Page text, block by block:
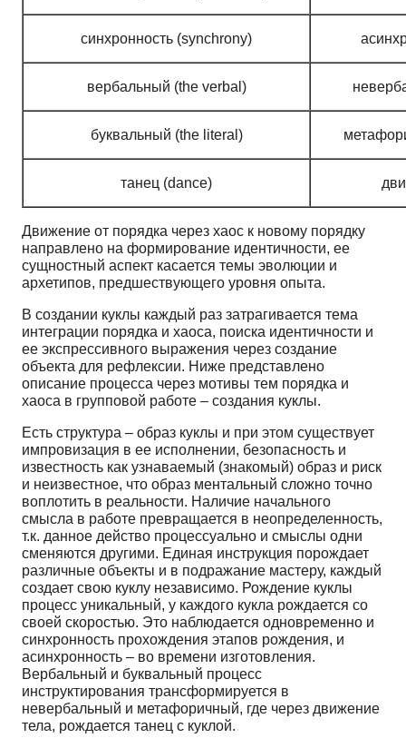
синхронность (synchrony)
вербальный (the verbal)
буквальный (the literal)
танец (dance)
Движение от порядка через хаос к новому порядку
направлено на формирование идентичности, ее
сущностный аспект касается темы эволюции и
архетипов, предшествующего уровня опыта.
В создании куклы каждый раз затрагивается тема
интеграции порядка и хаоса, поиска идентичности и
ее экспрессивного выражения через создание
объекта для рефлексии. Ниже представлено
описание процесса через мотивы тем порядка и
хаоса в групповой работе – создания куклы.
Есть структура – образ куклы и при этом существует
импровизация в ее исполнении, безопасность и
известность как узнаваемый (знакомый) образ и риск
и неизвестное, что образ ментальный сложно точно
воплотить в реальности. Наличие начального
смысла в работе превращается в неопределенность,
т.к. данное действо процессуально и смыслы одни
сменяются другими. Единая инструкция порождает
различные объекты и в подражание мастеру, каждый
создает свою куклу независимо. Рождение куклы
процесс уникальный, у каждого кукла рождается со
своей скоростью. Это наблюдается одновременно и
синхронность прохождения этапов рождения, и
асинхронность – во времени изготовления.
Вербальный и буквальный процесс
инструктирования трансформируется в
невербальный и метафоричный, где через движение
тела, рождается танец с куклой.